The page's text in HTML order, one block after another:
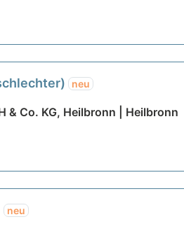
neu
& Co. KG, Heilbronn | Heilbronn
neu